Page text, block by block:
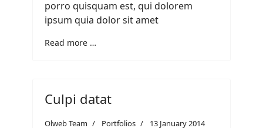
porro quisquam est, qui dolorem
ipsum quia dolor sit amet
Read more …
Culpi datat
Olweb Team Portfolios 13 January 2014